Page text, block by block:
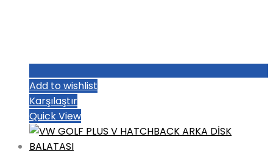
Add to wishlist
Karşılaştır
Quick View